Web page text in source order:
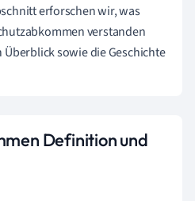
erforschen wir, was
verstanden
sowie die Geschichte
Definition und